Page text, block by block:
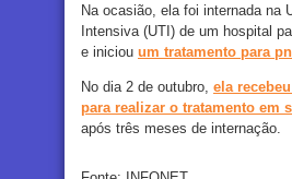
Na ocasião, ela foi internada na
Intensiva (UTI) de um hospital
e iniciou um tratamento para
No dia 2 de outubro, ela
para realizar o tratamento em
após três meses de internação.